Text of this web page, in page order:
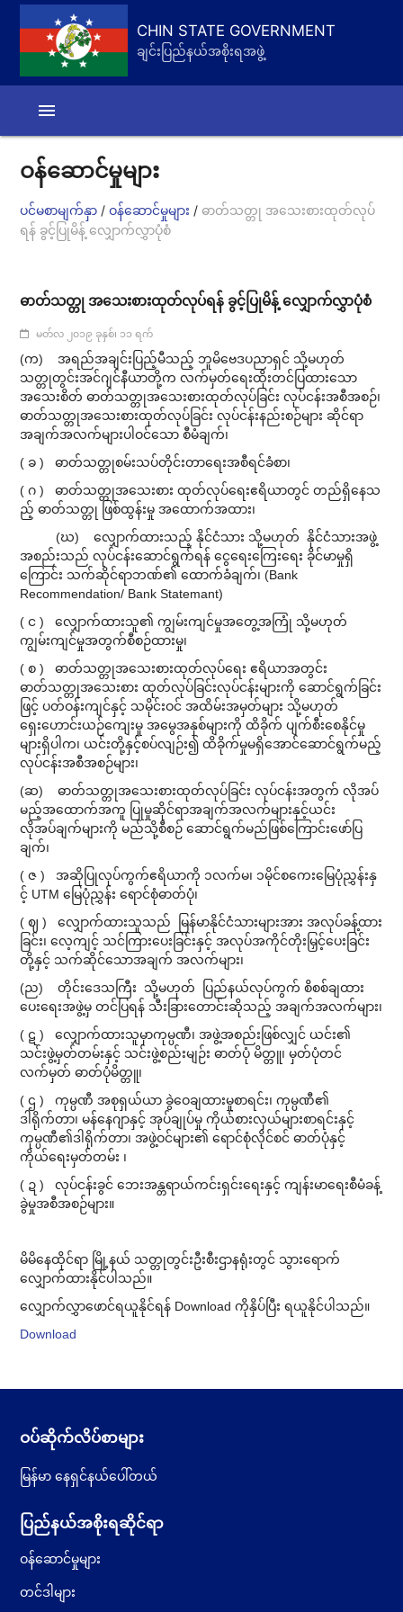
CHIN STATE GOVERNMENT
ချင်းပြည်နယ်အစိုးရအဖွဲ့
menu
ဝန်ဆောင်မှုများ
ပင်မစာမျက်နှာ / ဝန်ဆောင်မှုများ / ဓာတ်သတ္တု အသေးစားထုတ်လုပ်
ရန် ခွင့်ပြုမိန့် လျှောက်လွှာပုံစံ
ဓာတ်သတ္တု အသေးစားထုတ်လုပ်ရန် ခွင့်ပြုမိန့် လျှောက်လွှာပုံစံ
မတ်လ ၂၀၁၉ ခုနှစ်၊ ၁၁ ရက်
(က) အရည်အချင်းပြည့်မီသည့် ဘူမိဗေဒပညာရှင် သို့မဟုတ်
သတ္တုတွင်းအင်ဂျင်နီယာတို့က လက်မှတ်ရေးထိုးတင်ပြထားသော
အသေးစိတ် ဓာတ်သတ္တုအသေးစားထုတ်လုပ်ခြင်း လုပ်ငန်းအစီအစဉ်၊
ဓာတ်သတ္တုအသေးစားထုတ်လုပ်ခြင်း လုပ်ငန်းနည်းစဉ်များ ဆိုင်ရာ
အချက်အလက်များပါဝင်သော စီမံချက်၊
( ခ ) ဓာတ်သတ္တုစမ်းသပ်တိုင်းတာရေးအစီရင်ခံစာ၊
( ဂ ) ဓာတ်သတ္တုအသေးစား ထုတ်လုပ်ရေးဧရိယာတွင် တည်ရှိနေသ
ည့် ဓာတ်သတ္တု ဖြစ်ထွန်းမှု အထောက်အထား၊
(ဃ) လျှောက်ထားသည့် နိုင်ငံသား သို့မဟုတ် နိုင်ငံသားအဖွဲ့
အစည်းသည် လုပ်ငန်း‌ဆောင်ရွက်ရန် ငွေရေးကြေးရေး ခိုင်မာမှုရှိ
ကြောင်း သက်ဆိုင်ရာဘဏ်၏ ထောက်ခံချက်၊ (Bank
Recommendation/ Bank Statemant)
( င ) လျှောက်ထားသူ၏ ကျွမ်းကျင်မှုအတွေ့အကြုံ သို့မဟုတ်
ကျွမ်းကျင်မှုအတွက်စီစဉ်ထားမှု၊
( စ ) ဓာတ်သတ္တုအသေးစားထုတ်လုပ်ရေး ဧရိယာအတွင်း
ဓာတ်သတ္တုအသေးစား ထုတ်လုပ်ခြင်းလုပ်ငန်းများကို ဆောင်ရွက်ခြင်း
ဖြင့် ပတ်ဝန်းကျင်နှင့် သမိုင်းဝင် အထိမ်းအမှတ်များ သို့မဟုတ်
ရှေးဟောင်းယဉ်ကျေးမှု အမွေအနှစ်များကို ထိခိုက် ပျက်စီးစေနိုင်မှု
များရှိပါက၊ ယင်းတို့နှင့်စပ်လျဉ်း၍ ထိခိုက်မှုမရှိအောင်ဆောင်ရွက်မည့်
လုပ်ငန်းအစီအစဉ်များ၊
(ဆ) ဓာတ်သတ္တုအသေးစားထုတ်လုပ်ခြင်း လုပ်ငန်းအတွက် လိုအပ်
မည့်အထောက်အကူ ပြုမှုဆိုင်ရာအချက်အလက်များနှင့်ယင်း
လိုအပ်ချက်များကို မည်သို့စီစဉ် ဆောင်ရွက်မည်ဖြစ်ကြောင်းဖော်ပြ
ချက်၊
( ဇ ) အဆိုပြုလုပ်ကွက်ဧရိယာကို ၁လက်မ၊ ၁မိုင်စကေးမြေပုံညွှန်းနှ
င့် UTM မြေပုံညွှန်း ရောင်စုံဓာတ်ပုံ၊
( ဈ ) လျှောက်ထားသူသည် မြန်မာနိုင်ငံသားများအား အလုပ်ခန့်ထား
ခြင်း၊ လေ့ကျင့် သင်ကြားပေးခြင်းနှင့် အလုပ်အကိုင်တိုးမြှင့်ပေးခြင်း
တို့နှင့် သက်ဆိုင်သောအချက် အလက်များ၊
(ည) တိုင်းဒေသကြီး သို့မဟုတ် ပြည်နယ်လုပ်ကွက် စိစစ်ချထား
ပေးရေးအဖွဲ့မှ တင်ပြရန် သီးခြားတောင်းဆိုသည့် အချက်အလက်များ၊
( ဋ ) လျှောက်ထားသူမှာကုမ္ပဏီ၊ အဖွဲ့အစည်းဖြစ်လျှင် ယင်း၏
သင်းဖွဲ့မှတ်တမ်းနှင့် သင်းဖွဲ့စည်းမျဉ်း ဓာတ်ပုံ မိတ္တူ၊ မှတ်ပုံတင်
လက်မှတ် ဓာတ်ပုံမိတ္တူ၊
( ဌ ) ကုမ္ပဏီ အစုရှယ်ယာ ခွဲဝေချထားမှုစာရင်း၊ ကုမ္ပဏီ၏
ဒါရိုက်တာ၊ မန်နေဂျာနှင့် အုပ်ချုပ်မှု ကိုယ်စားလှယ်များစာရင်းနှင့်
ကုမ္ပဏီ၏ဒါရိုက်တာ၊ အဖွဲ့ဝင်များ၏ ရောင်စုံလိုင်စင် ဓာတ်ပုံနှင့်
ကိုယ်ရေးမှတ်တမ်း ၊
( ဍ ) လုပ်ငန်းခွင် ဘေးအန္တရာယ်ကင်းရှင်းရေးနှင့် ကျန်းမာရေးစီမံခန့်
ခွဲမှုအစီအစဉ်များ။
မိမိ​နေထိုင်ရာ မြို့နယ် သတ္တုတွင်းဦးစီးဌာနရုံးတွင် သွားရောက်
လျှောက်ထားနိုင်ပါသည်။
လျှောက်လွှာဖောင်ရယူနိုင်ရန် Download ကိုနှိပ်ပြီး ရယူနိုင်ပါသည်။
Download
ဝပ်ဆိုက်လိပ်စာများ
မြန်မာ နေရှင်နယ်ပေါ်တယ်
ပြည်နယ်အစိုးရဆိုင်ရာ
ဝန်ဆောင်မှုများ
တင်ဒါများ